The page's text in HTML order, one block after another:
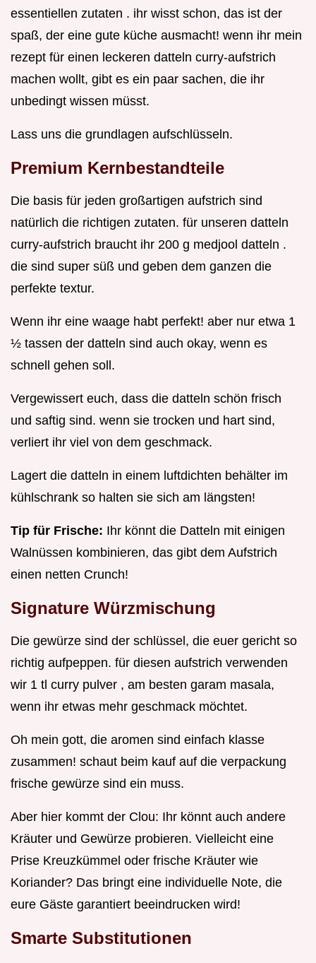
essentiellen zutaten . ihr wisst schon, das ist der
spaß, der eine gute küche ausmacht! wenn ihr mein
rezept für einen leckeren datteln curry-aufstrich
machen wollt, gibt es ein paar sachen, die ihr
unbedingt wissen müsst.
Lass uns die grundlagen aufschlüsseln.
Premium Kernbestandteile
Die basis für jeden großartigen aufstrich sind
natürlich die richtigen zutaten. für unseren datteln
curry-aufstrich braucht ihr 200 g medjool datteln .
die sind super süß und geben dem ganzen die
perfekte textur.
Wenn ihr eine waage habt perfekt! aber nur etwa 1
½ tassen der datteln sind auch okay, wenn es
schnell gehen soll.
Vergewissert euch, dass die datteln schön frisch
und saftig sind. wenn sie trocken und hart sind,
verliert ihr viel von dem geschmack.
Lagert die datteln in einem luftdichten behälter im
kühlschrank so halten sie sich am längsten!
Tip für Frische: Ihr könnt die Datteln mit einigen
Walnüssen kombinieren, das gibt dem Aufstrich
einen netten Crunch!
Signature Würzmischung
Die gewürze sind der schlüssel, die euer gericht so
richtig aufpeppen. für diesen aufstrich verwenden
wir 1 tl curry pulver , am besten garam masala,
wenn ihr etwas mehr geschmack möchtet.
Oh mein gott, die aromen sind einfach klasse
zusammen! schaut beim kauf auf die verpackung
frische gewürze sind ein muss.
Aber hier kommt der Clou: Ihr könnt auch andere
Kräuter und Gewürze probieren. Vielleicht eine
Prise Kreuzkümmel oder frische Kräuter wie
Koriander? Das bringt eine individuelle Note, die
eure Gäste garantiert beeindrucken wird!
Smarte Substitutionen